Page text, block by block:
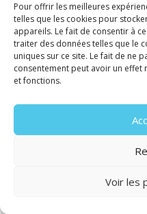
Pour offrir les meilleures
telles que les cookies pour
appareils. Le fait de consentir à
traiter des données telles que le
uniques sur ce site. Le fait de ne
consentement peut avoir un effet
et fonctions.
Voir les